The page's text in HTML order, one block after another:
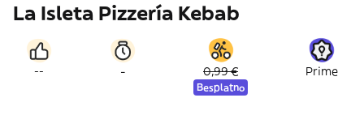
La Isleta Pizzería Kebab
-- - 0,99 €
Besplatno
Prime